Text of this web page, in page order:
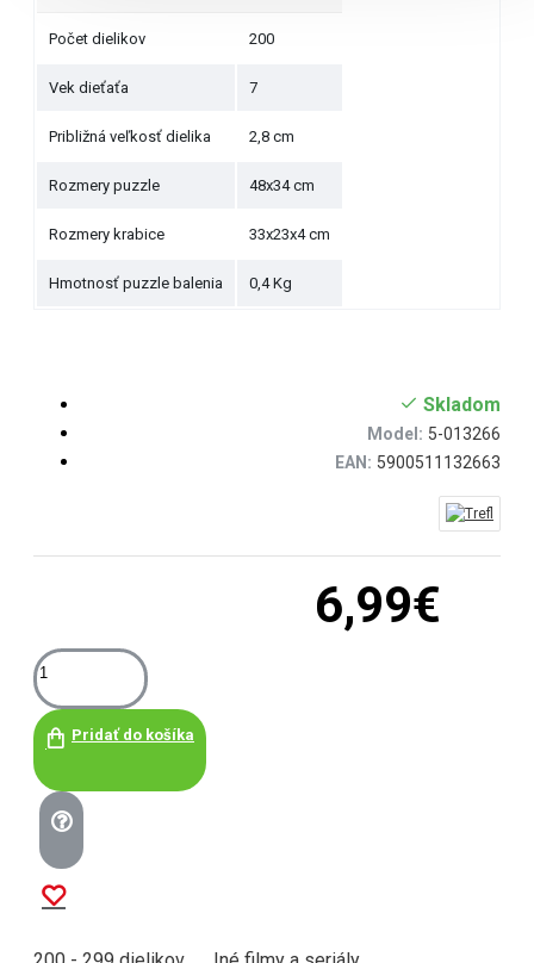
Počet dielikov 200
Vek dieťaťa 7
Približná veľkosť dielika 2,8 cm
Rozmery puzzle 48x34 cm
Rozmery krabice 33x23x4 cm
Hmotnosť puzzle balenia 0,4 Kg
6,99€
Skladom
Model: 5-013266
EAN: 5900511132663
Pridať do košíka